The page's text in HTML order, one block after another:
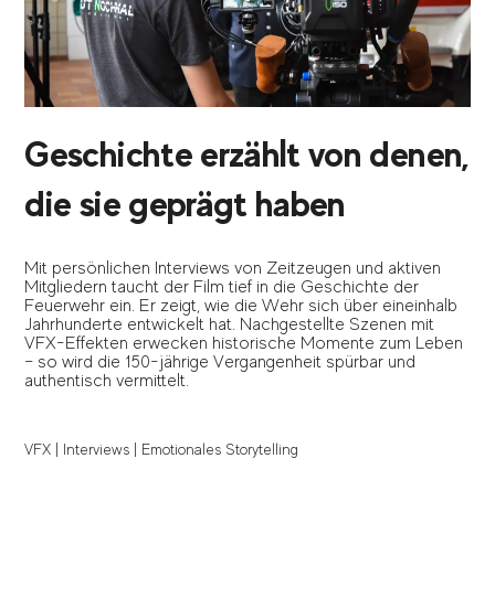
Geschichte erzählt von denen,
die sie geprägt haben
Mit persönlichen Interviews von Zeitzeugen und aktiven
Mitgliedern taucht der Film tief in die Geschichte der
Feuerwehr ein. Er zeigt, wie die Wehr sich über eineinhalb
Jahrhunderte entwickelt hat. Nachgestellte Szenen mit
VFX-Effekten erwecken historische Momente zum Leben
– so wird die 150-jährige Vergangenheit spürbar und
authentisch vermittelt.
VFX | Interviews | Emotionales Storytelling